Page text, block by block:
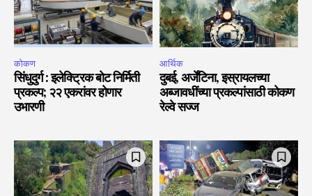
कोकण
सिंधुदुर्ग : इलेक्ट्रिक बोट निर्मिती
प्रकल्प; २२ एकरांवर होणार
उभारणी
आर्थिक
दुबई, अर्जेंटिना, इस्रायलच्या
अब्जावधींच्या प्रकल्पांसाठी कोकण
रेल्वे सज्ज